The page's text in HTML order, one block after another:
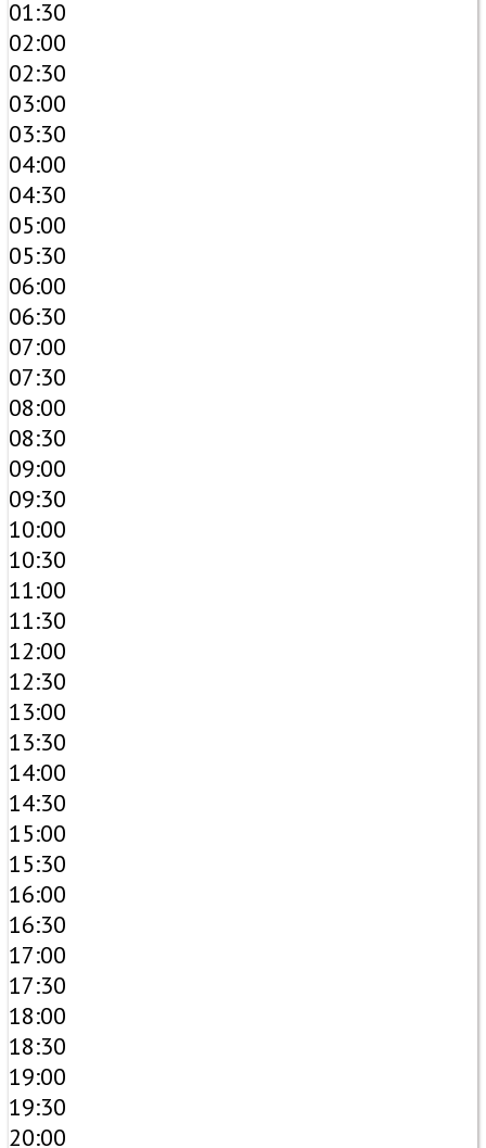
01:30
02:00
02:30
03:00
03:30
04:00
04:30
05:00
05:30
06:00
06:30
07:00
07:30
08:00
08:30
09:00
09:30
10:00
10:30
11:00
11:30
12:00
12:30
13:00
13:30
14:00
14:30
15:00
15:30
16:00
16:30
17:00
17:30
18:00
18:30
19:00
19:30
20:00